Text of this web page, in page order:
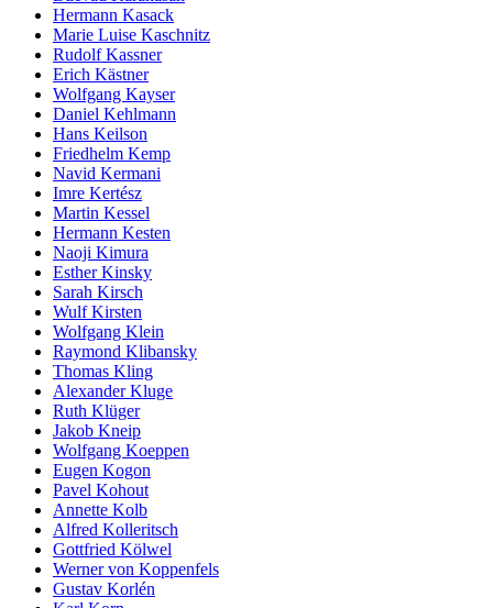
Hermann Kasack
Marie Luise Kaschnitz
Rudolf Kassner
Erich Kästner
Wolfgang Kayser
Daniel Kehlmann
Hans Keilson
Friedhelm Kemp
Navid Kermani
Imre Kertész
Martin Kessel
Hermann Kesten
Naoji Kimura
Esther Kinsky
Sarah Kirsch
Wulf Kirsten
Wolfgang Klein
Raymond Klibansky
Thomas Kling
Alexander Kluge
Ruth Klüger
Jakob Kneip
Wolfgang Koeppen
Eugen Kogon
Pavel Kohout
Annette Kolb
Alfred Kolleritsch
Gottfried Kölwel
Werner von Koppenfels
Gustav Korlén